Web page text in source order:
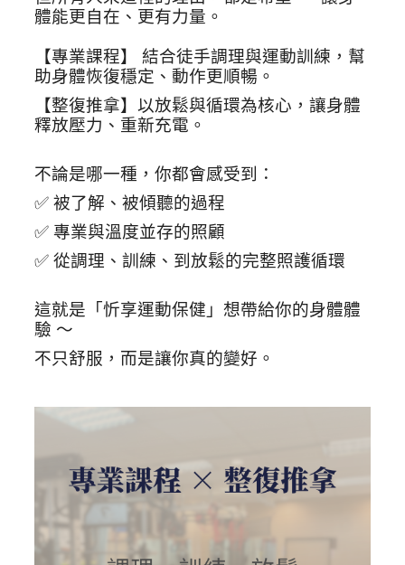
體能更自在、更有力量。
【專業課程】 結合徒手調理與運動訓練，幫
助身體恢復穩定、動作更順暢。
【整復推拿】以放鬆與循環為核心，讓身體
釋放壓力、重新充電。
不論是哪一種，你都會感受到：
✅ 被了解、被傾聽的過程
✅ 專業與溫度並存的照顧
✅ 從調理、訓練、到放鬆的完整照護循環
這就是「忻享運動保健」想帶給你的身體體
驗 ～
不只舒服，而是讓你真的變好。